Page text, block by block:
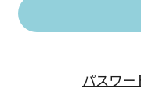
パスワー